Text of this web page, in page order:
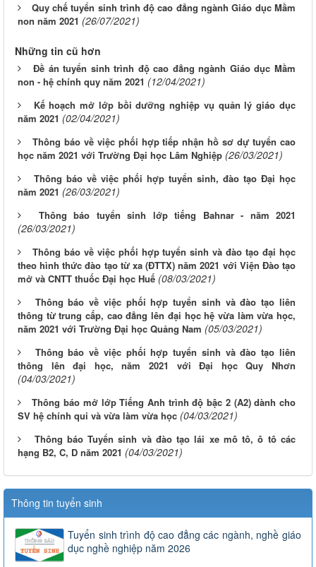
Quy chế tuyển sinh trình độ cao đẳng ngành Giáo dục Mầm
non năm 2021 (26/07/2021)
Những tin cũ hơn
Đề án tuyển sinh trình độ cao đẳng ngành Giáo dục Mầm
non - hệ chính quy năm 2021 (12/04/2021)
Kế hoạch mở lớp bồi dưỡng nghiệp vụ quản lý giáo dục
năm 2021 (02/04/2021)
Thông báo về việc phối hợp tiếp nhận hồ sơ dự tuyển cao
học năm 2021 với Trường Đại học Lâm Nghiệp (26/03/2021)
Thông báo về việc phối hợp tuyển sinh, đào tạo Đại học
năm 2021 (26/03/2021)
Thông báo tuyển sinh lớp tiếng Bahnar - năm 2021
(26/03/2021)
Thông báo về việc phối hợp tuyển sinh và đào tạo đại học
theo hình thức đào tạo từ xa (ĐTTX) năm 2021 với Viện Đào tạo
mở và CNTT thuốc Đại học Huế (08/03/2021)
Thông báo về việc phối hợp tuyển sinh và đào tạo liên
thông từ trung cấp, cao đẳng lên đại học hệ vừa làm vừa học,
năm 2021 với Trường Đại học Quảng Nam (05/03/2021)
Thông báo về việc phối hợp tuyển sinh và đào tạo liên
thông lên đại học, năm 2021 với Đại học Quy Nhơn
(04/03/2021)
Thông báo mở lớp Tiếng Anh trình độ bậc 2 (A2) dành cho
SV hệ chính qui và vừa làm vừa học (04/03/2021)
Thông báo Tuyển sinh và đào tạo lái xe mô tô, ô tô các
hạng B2, C, D năm 2021 (04/03/2021)
Thông tin tuyển sinh
Tuyển sinh trình độ cao đẳng các ngành, nghề giáo
dục nghề nghiệp năm 2026